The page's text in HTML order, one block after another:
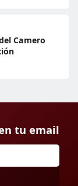
Camero
tu email